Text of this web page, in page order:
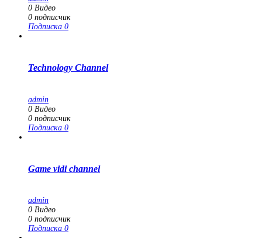
0 Видео
0 подписчик
Подписка 0
Technology Channel
admin
0 Видео
0 подписчик
Подписка 0
Game vidi channel
admin
0 Видео
0 подписчик
Подписка 0